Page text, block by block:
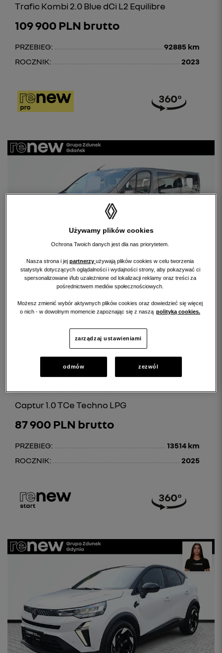
Trafic Kombi 2.0 Blue dCi L2 Equilibre
109 900 PLN brutto
PRZEBIEG:
92885 km
ROCZNIK:
2023
Rata (już od)
1 926 PLN/mc.
RRSO:
9,74 %
szczegóły
RENAULT CAPTUR
Captur 1.0 TCe Techno LPG
87 900 PLN brutto
PRZEBIEG:
13514 km
ROCZNIK:
2025
Używamy plików cookies
Ochrona Twoich danych jest dla nas priorytetem.
Nasza strona i jej partnerzy używają plików cookies w celu tworzenia
statystyk dotyczących oglądalności i wydajności strony, aby pokazywać ci
spersonalizowane i/lub uzależnione od lokalizacji reklamy oraz treści za
pośrednictwem mediów społecznościowych.
Możesz zmienić wybór aktywnych plików cookies oraz dowiedzieć się więcej
o nich - w dowolnym momencie zapoznając się z naszą polityką cookies.
zarządzaj ustawieniami
odmów zezwól